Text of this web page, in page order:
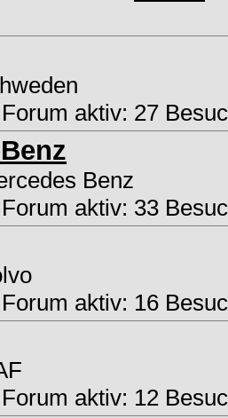
aktiv: 27
Benz
aktiv: 33
aktiv: 16
aktiv: 12